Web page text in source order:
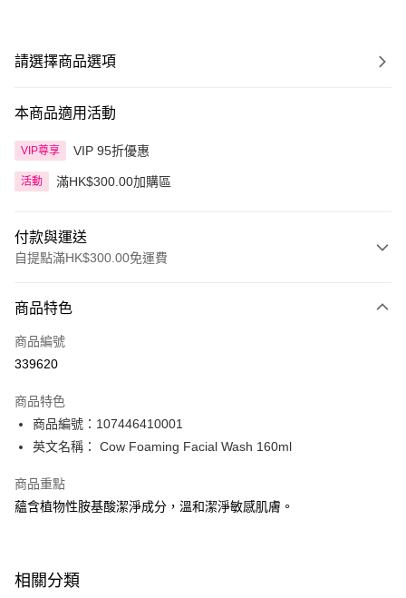
請選擇商品選項
本商品適用活動
VIP尊享 VIP 95折優惠
活動 滿HK$300.00加購區
付款與運送
自提點滿HK$300.00免運費
信用卡
Apple Pay
PayMe
WeChat Pay
BoC Pay
每筆HK$65.00，滿HK$300.00或以上免運費
商品特色
商品編號
339620
商品特色
商品編號：107446410001
英文名稱： Cow Foaming Facial Wash 160ml
商品重點
蘊含植物性胺基酸潔淨成分，溫和潔淨敏感肌膚。
相關分類